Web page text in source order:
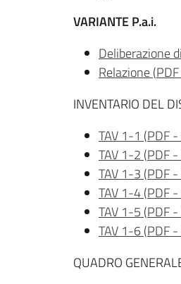
VARIANTE P.a.i.
Deliberazione
Relazione(PDF
INVENTARIO DEL
TAV 1-1 (PDF-
TAV 1-2 (PDF-
TAV 1-3 (PDF-
TAV 1-4(PDF-
TAV 1-5 (PDF-
TAV 1-6(PDF-
QUADRO